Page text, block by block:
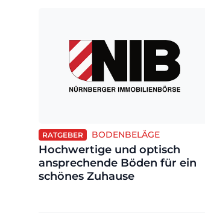
RATGEBER BODENBELÄGE
Hochwertige und optisch
ansprechende Böden für ein
schönes Zuhause